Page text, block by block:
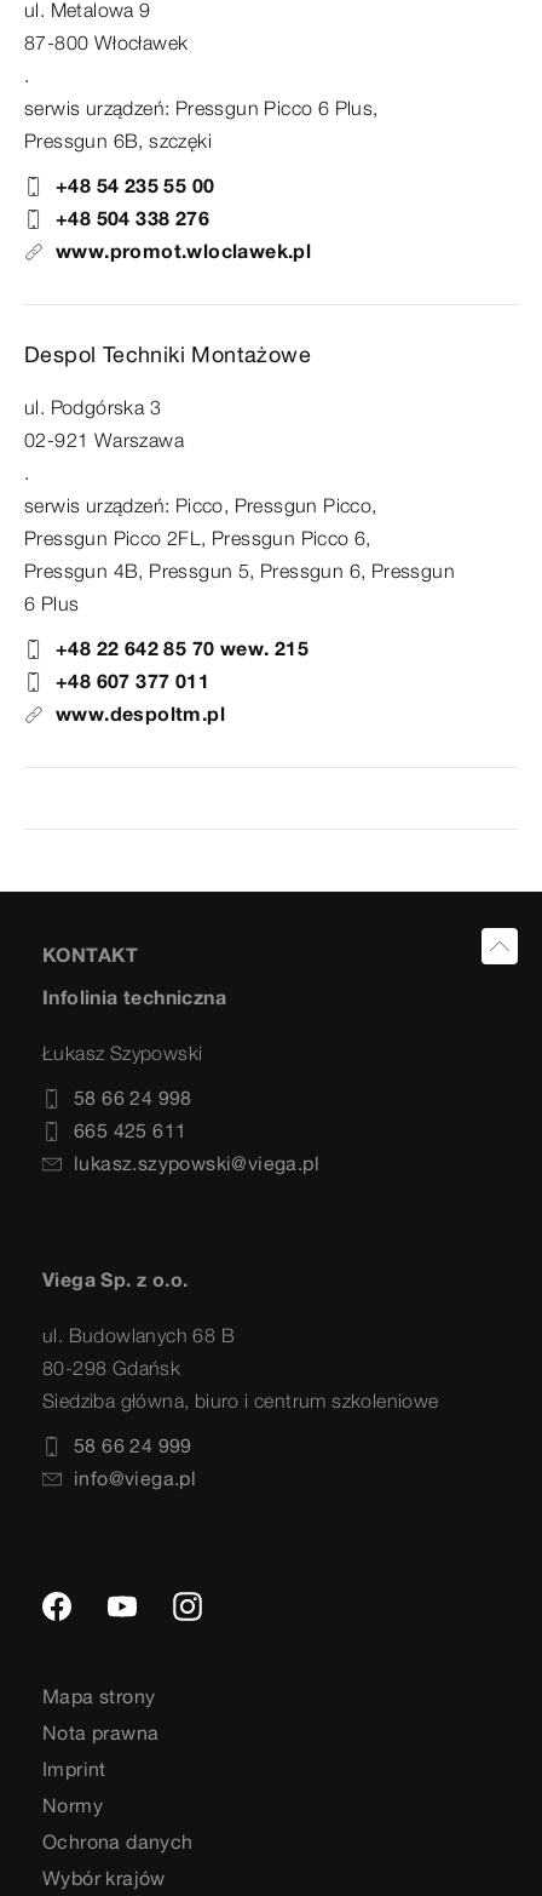
ul. Metalowa 9
87-800 Włocławek
.
serwis urządzeń: Pressgun Picco 6 Plus,
Pressgun 6B, szczęki
+48 54 235 55 00
+48 504 338 276
www.promot.wloclawek.pl
Despol Techniki Montażowe
ul. Podgórska 3
02-921 Warszawa
.
serwis urządzeń: Picco, Pressgun Picco,
Pressgun Picco 2FL, Pressgun Picco 6,
Pressgun 4B, Pressgun 5, Pressgun 6, Pressgun
6 Plus
+48 22 642 85 70 wew. 215
+48 607 377 011
www.despoltm.pl
KONTAKT
Infolinia techniczna
Łukasz Szypowski
58 66 24 998
665 425 611
lukasz.szypowski@viega.pl
Viega Sp. z o.o.
ul. Budowlanych 68 B
80-298 Gdańsk
Siedziba główna, biuro i centrum szkoleniowe
58 66 24 999
info@viega.pl
Mapa strony
Nota prawna
Imprint
Normy
Ochrona danych
Wybór krajów